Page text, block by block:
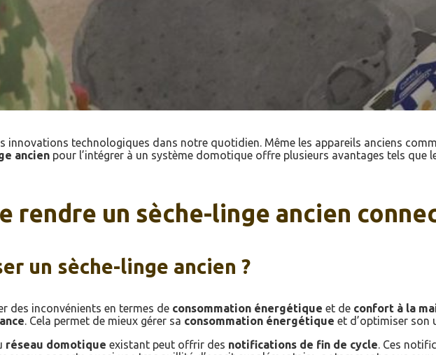
innovations technologiques dans notre quotidien. Même les appareils anciens
ancien pour l’intégrer à un système domotique offre plusieurs avantages tels que
rendre un sèche-linge ancien
un sèche-linge ancien ?
des inconvénients en termes de consommation énergétique et de confort à la
. Cela permet de mieux gérer sa consommation énergétique et d’optimiser son
réseau domotique existant peut offrir des notifications de fin de cycle . Ces